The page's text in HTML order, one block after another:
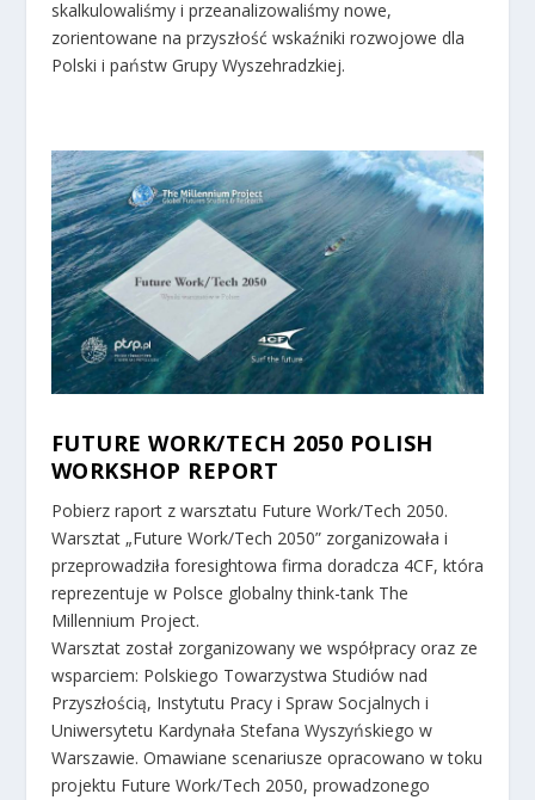
skalkulowaliśmy i przeanalizowaliśmy nowe,
zorientowane na przyszłość wskaźniki rozwojowe dla
Polski i państw Grupy Wyszehradzkiej.
FUTURE WORK/TECH 2050 POLISH
WORKSHOP REPORT
Pobierz raport z warsztatu Future Work/Tech 2050.
Warsztat „Future Work/Tech 2050” zorganizowała i
przeprowadziła foresightowa firma doradcza 4CF, która
reprezentuje w Polsce globalny think-tank The
Millennium Project.
Warsztat został zorganizowany we współpracy oraz ze
wsparciem: Polskiego Towarzystwa Studiów nad
Przyszłością, Instytutu Pracy i Spraw Socjalnych i
Uniwersytetu Kardynała Stefana Wyszyńskiego w
Warszawie. Omawiane scenariusze opracowano w toku
projektu Future Work/Tech 2050, prowadzonego